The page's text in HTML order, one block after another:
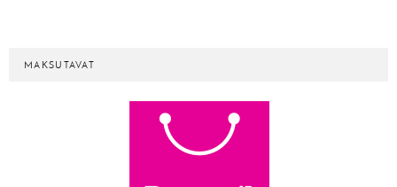
MAKSUTAVAT